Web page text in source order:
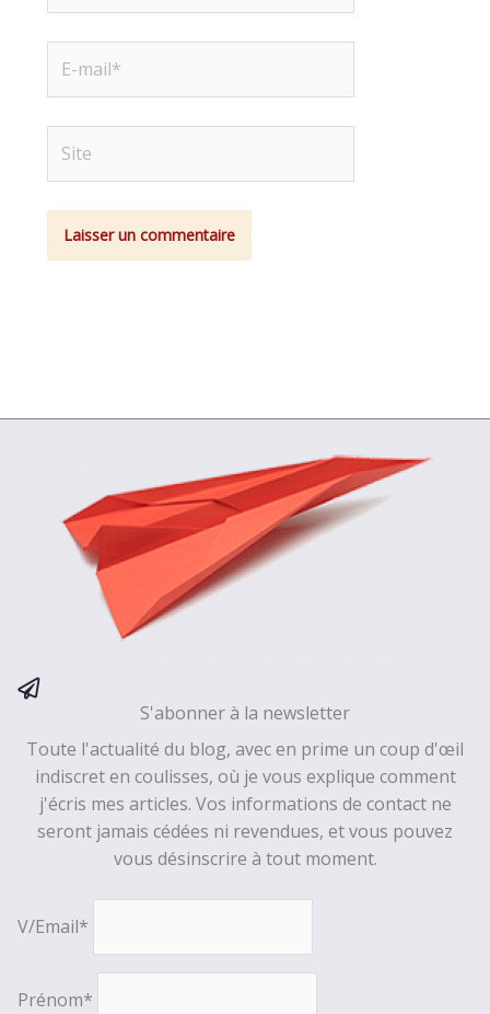
mail*
S'abonner à la newsletter
Toute l'actualité du blog, avec en prime un coup d'œil
indiscret en coulisses, où je vous explique comment
j'écris mes articles. Vos informations de contact ne
seront jamais cédées ni revendues, et vous pouvez
vous désinscrire à tout moment.
V/Email*
Prénom*